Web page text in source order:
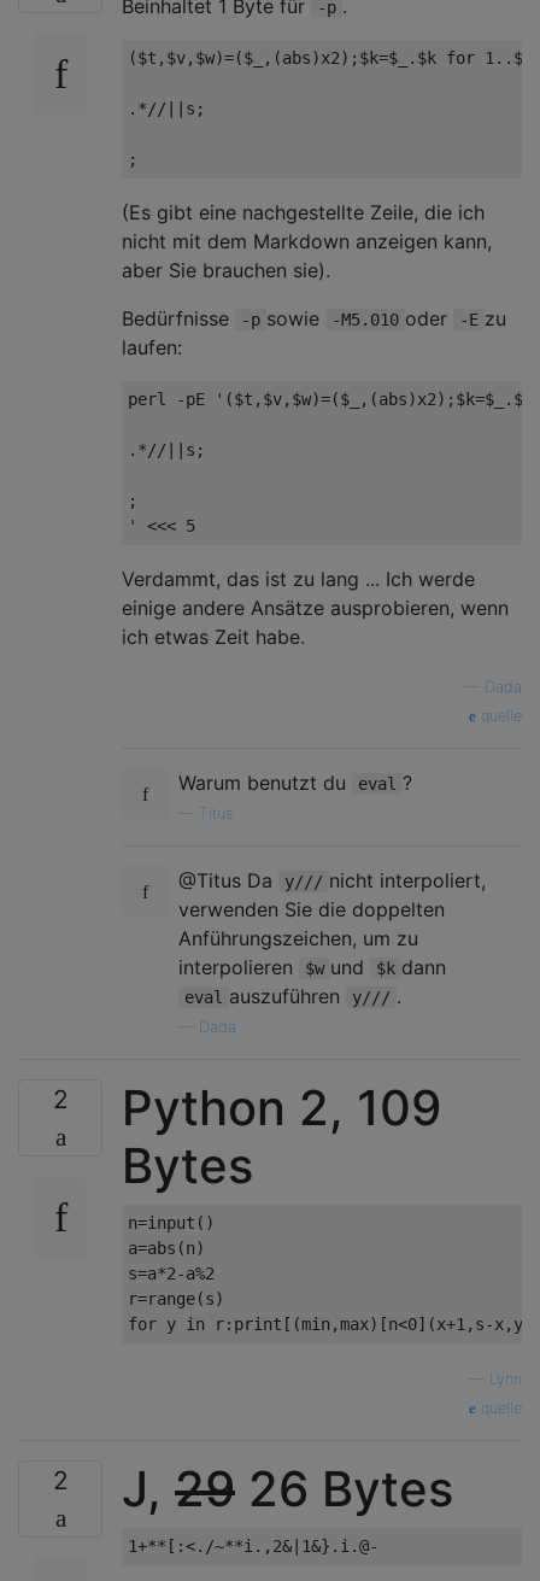
Beinhaltet 1 Byte für -p .
($t , $v, $w)=($_ ,(abs)x2); $k=$_ . $k for 1. . $v
.*//|| s ;
;
(Es gibt eine nachgestellte Zeile, die ich
nicht mit dem Markdown anzeigen kann,
aber Sie brauchen sie).
Bedürfnisse
-p sowie -M5.010 oder -E zu
laufen:
perl -pE '($t,$v,$w)=($_,(abs)x2);$k=$_.$k
.*//||s;
;
Verdammt, das ist zu lang ... Ich werde
einige andere Ansätze ausprobieren, wenn
ich etwas Zeit habe.
Dada
quelle
Warum benutzt du eval ?
Titus
@Titus Da y/// nicht interpoliert,
verwenden Sie die doppelten
Anführungszeichen, um zu
interpolieren
$w und $k dann
eval auszuführen y/// .
Dada
2
Python 2, 109
Bytes
n=input ()
a=abs (n)
s=a*2-a%2
r=range(s)
for y in r: print [(min ,max)[n<0](x+1 , s-x, y
Lynn
quelle
2 J, 29 26 Bytes